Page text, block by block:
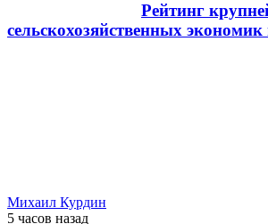
Рейтинг
сельскохозяйственных
Михаил Курдин
5 часов назад